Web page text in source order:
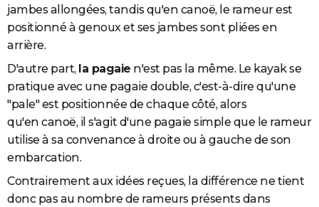
S'inscrire
Se connecter
Lycées
Collèges
Primaires
Universités
Entreprises
Service militaire
Avis de recherche
FORUM
Bricolage
Lifestyle
Culture
Sport
Auto
Television
Voyage
Cinema
jambes allongées, tandis qu'en canoë, le rameur est
positionné à genoux et ses jambes sont pliées en
arrière.
D'autre part, la pagaie n'est pas la même. Le kayak se
pratique avec une pagaie double, c'est-à-dire qu'une
"pale" est positionnée de chaque côté, alors
qu'en canoë, il s'agit d'une pagaie simple que le rameur
utilise à sa convenance à droite ou à gauche de son
embarcation.
Contrairement aux idées reçues, la différence ne tient
donc pas au nombre de rameurs présents dans